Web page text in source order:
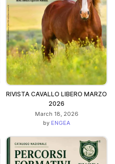
RIVISTA CAVALLO LIBERO MARZO
2026
March 18, 2026
by ENGEA